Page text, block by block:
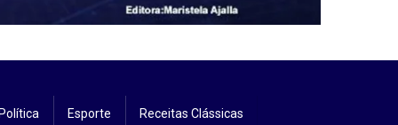
Esporte Receitas Clássicas